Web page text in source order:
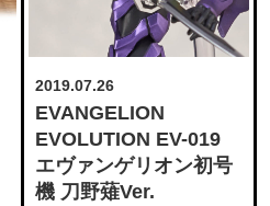
2019.07.26
EVANGELION
EVOLUTION EV-019
エヴァンゲリオン初号
機 刀野薙Ver.